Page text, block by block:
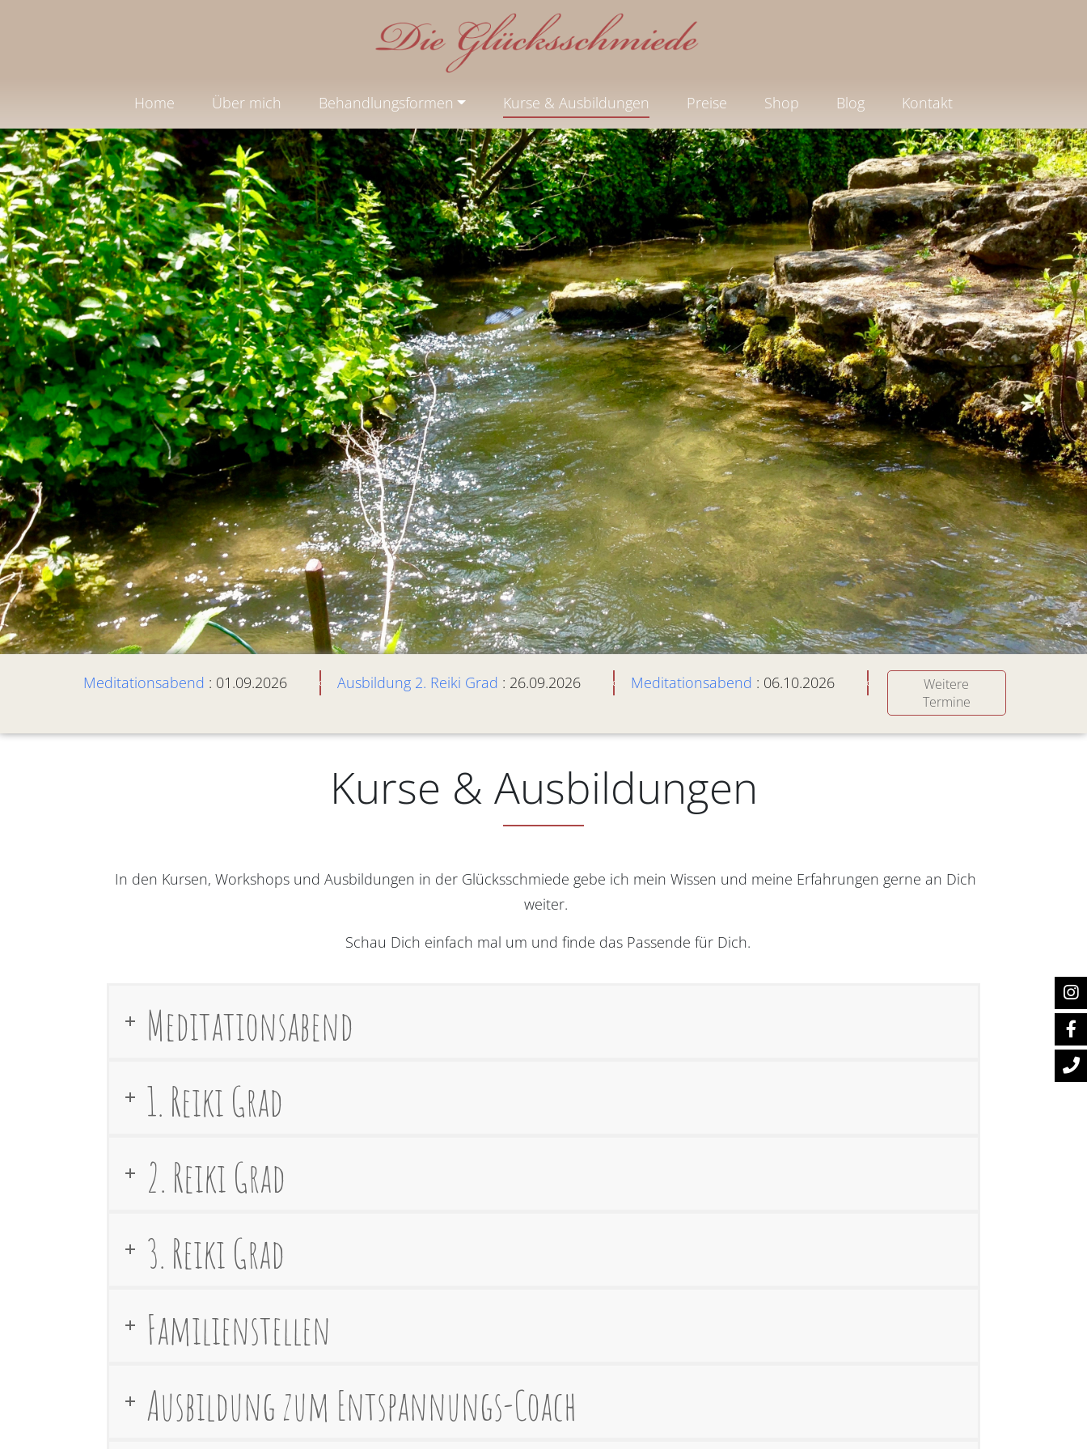
Home Über mich Behandlungsformen Kurse & Ausbildungen Preise Shop Blog Kontakt
Meditationsabend : 01.09.2026 Ausbildung 2. Reiki Grad : 26.09.2026 Meditationsabend : 06.10.2026
Weitere
Termine
Kurse & Ausbildungen
In den Kursen, Workshops und Ausbildungen in der Glücksschmiede gebe ich mein Wissen und meine Erfahrungen gerne an Dich
weiter.
Schau Dich einfach mal um und finde das Passende für Dich.
Meditationsabend
1. Reiki Grad
2. Reiki Grad
3. Reiki Grad
Familienstellen
Ausbildung zum Entspannungs-Coach